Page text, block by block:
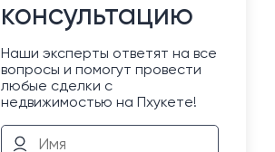
консультацию
Наши эксперты ответят на все
вопросы и помогут провести
любые сделки с
недвижимостью на Пхукете!